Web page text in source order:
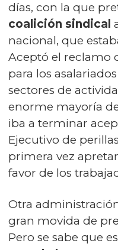
días, con la que
coalición sindical
nacional, que
Aceptó el reclamo
para los
sectores de
enorme mayoría
iba a terminar
Ejecutivo de
primera vez
favor de los
Otra
gran movida de
Pero se sabe que